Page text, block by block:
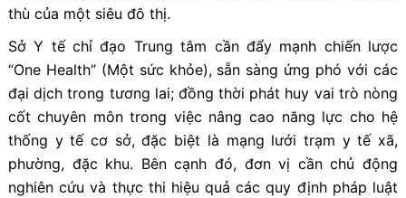
thù của một siêu đô thị.
Sở Y tế chỉ đạo Trung tâm cần đẩy mạnh chiến lược
“One Health” (Một sức khỏe), sẵn sàng ứng phó với các
đại dịch trong tương lai; đồng thời phát huy vai trò nòng
cốt chuyên môn trong việc nâng cao năng lực cho hệ
thống y tế cơ sở, đặc biệt là mạng lưới trạm y tế xã,
phường, đặc khu. Bên cạnh đó, đơn vị cần chủ động
nghiên cứu và thực thi hiệu quả các quy định pháp luật